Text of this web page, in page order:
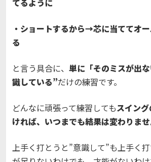
てるように
・ショートするから→芯に当ててオ
る
と言う具合に、 単に「そのミスが出
識している”だけの練習です。
どんなに頑張って練習してもスイン
ければ、いつまでも結果は変わりま
上手く打とうと”意識して”も上手く